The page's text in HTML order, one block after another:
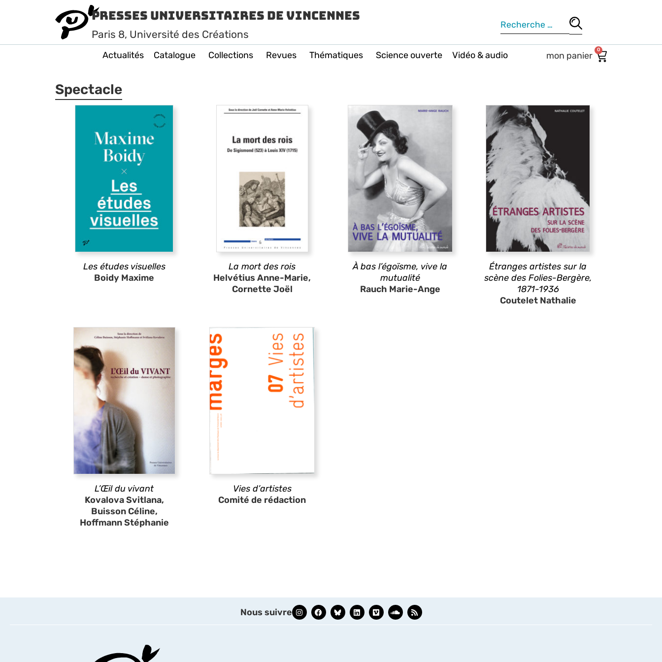
Presses Universitaires de Vincennes
Paris 8, Université des Créations
Actualités Catalogue Collections Revues Thématiques Science ouverte Vidéo & audio 0
Spectacle
Les études visuelles
Boidy Maxime
La mort des rois
Helvétius Anne-Marie,
Cornette Joël
À bas l’égoïsme, vive la
mutualité
Rauch Marie-Ange
Étranges artistes sur la
scène des Folies-Bergère,
1871-1936
Coutelet Nathalie
L’Œil du vivant
Kovalova Svitlana,
Buisson Céline,
Hoffmann Stéphanie
Vies d’artistes
Comité de rédaction
Nous suivre